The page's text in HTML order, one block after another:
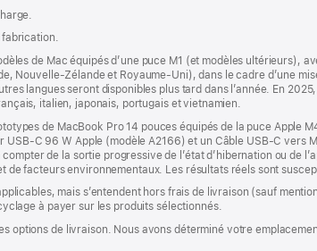
fabrication.
de Mac équipés d’une puce M1 (et modèles ultérieurs),
Nouvelle-Zélande et Royaume-Uni), dans le cadre d’une
langues seront disponibles plus tard dans l’année. En
italien, japonais, portugais et vietnamien.
de MacBook Pro 14 pouces équipés de la puce Apple
USB-C 96 W Apple (modèle A2166) et un Câble USB-C vers
de la sortie progressive de l’état d’hibernation ou de
de facteurs environnementaux. Les résultats réels sont
mais s’entendent hors frais de livraison (sauf
à payer sur les produits sélectionnés.
options de livraison. Nous avons déterminé votre